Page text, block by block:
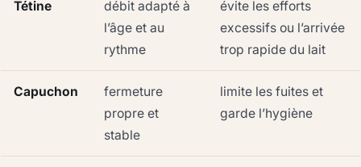
Tétine
débit adapté à
l’âge et au
rythme
évite les efforts
excessifs ou l’arrivée
trop rapide du lait
Capuchon
fermeture
propre et
stable
limite les fuites et
garde l’hygiène